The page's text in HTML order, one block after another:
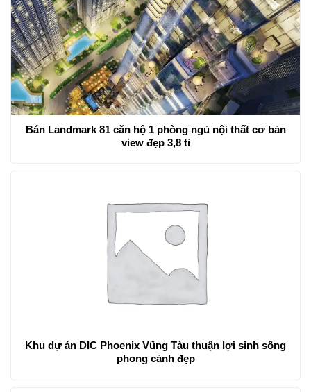
Bán Landmark 81 căn hộ 1 phòng ngủ nội thất cơ bản
view đẹp 3,8 tỉ
Khu dự án DIC Phoenix Vũng Tàu thuận lợi sinh sống
phong cảnh đẹp